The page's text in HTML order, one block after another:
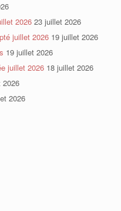
2026 23 juillet 2026
juillet 2026 19 juillet 2026
19 juillet 2026
juillet 2026 18 juillet 2026
2026
2026